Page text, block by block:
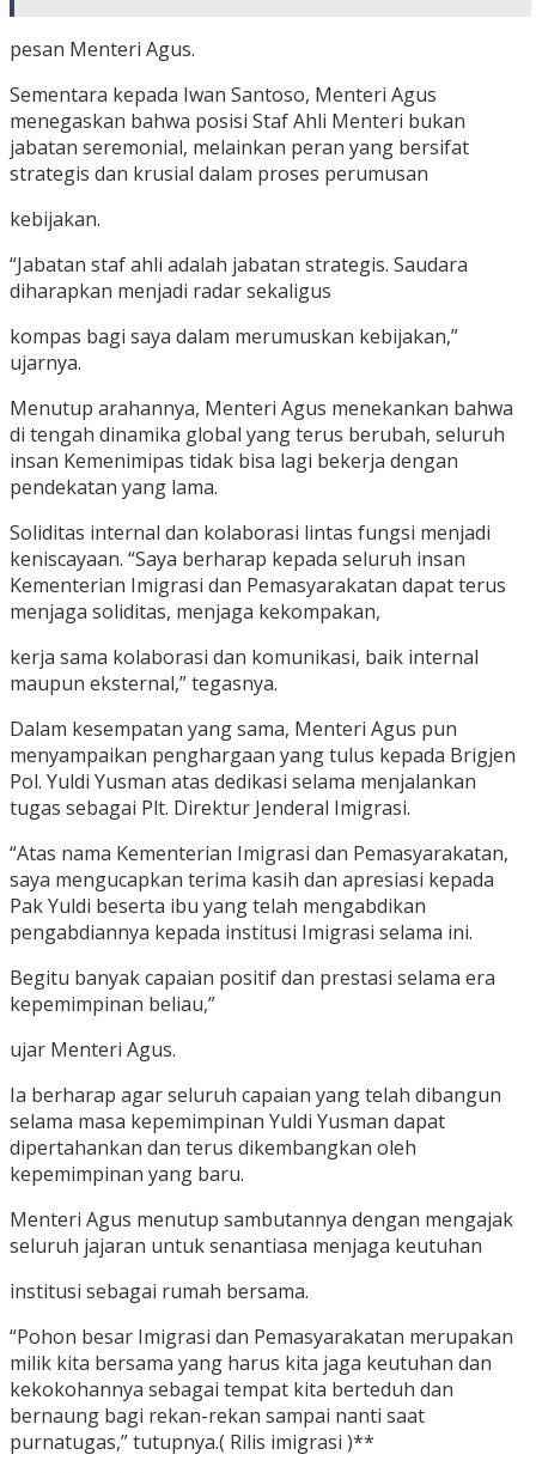
pesan Menteri Agus.
Sementara kepada Iwan Santoso, Menteri Agus
menegaskan bahwa posisi Staf Ahli Menteri bukan
jabatan seremonial, melainkan peran yang bersifat
strategis dan krusial dalam proses perumusan
kebijakan.
“Jabatan staf ahli adalah jabatan strategis. Saudara
diharapkan menjadi radar sekaligus
kompas bagi saya dalam merumuskan kebijakan,”
ujarnya.
Menutup arahannya, Menteri Agus menekankan bahwa
di tengah dinamika global yang terus berubah, seluruh
insan Kemenimipas tidak bisa lagi bekerja dengan
pendekatan yang lama.
Soliditas internal dan kolaborasi lintas fungsi menjadi
keniscayaan. “Saya berharap kepada seluruh insan
Kementerian Imigrasi dan Pemasyarakatan dapat terus
menjaga soliditas, menjaga kekompakan,
kerja sama kolaborasi dan komunikasi, baik internal
maupun eksternal,” tegasnya.
Dalam kesempatan yang sama, Menteri Agus pun
menyampaikan penghargaan yang tulus kepada Brigjen
Pol. Yuldi Yusman atas dedikasi selama menjalankan
tugas sebagai Plt. Direktur Jenderal Imigrasi.
“Atas nama Kementerian Imigrasi dan Pemasyarakatan,
saya mengucapkan terima kasih dan apresiasi kepada
Pak Yuldi beserta ibu yang telah mengabdikan
pengabdiannya kepada institusi Imigrasi selama ini.
Begitu banyak capaian positif dan prestasi selama era
kepemimpinan beliau,”
ujar Menteri Agus.
Ia berharap agar seluruh capaian yang telah dibangun
selama masa kepemimpinan Yuldi Yusman dapat
dipertahankan dan terus dikembangkan oleh
kepemimpinan yang baru.
Menteri Agus menutup sambutannya dengan mengajak
seluruh jajaran untuk senantiasa menjaga keutuhan
institusi sebagai rumah bersama.
“Pohon besar Imigrasi dan Pemasyarakatan merupakan
milik kita bersama yang harus kita jaga keutuhan dan
kekokohannya sebagai tempat kita berteduh dan
bernaung bagi rekan-rekan sampai nanti saat
purnatugas,” tutupnya.( Rilis imigrasi )**